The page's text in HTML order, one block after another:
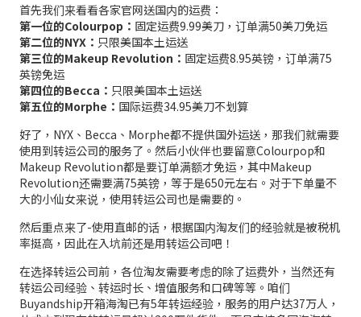
首先我们来看看各家官网送国内的运费：
第一位的Colourpop： 固定运费9.99美刀，订单满50美刀免运
第二位的NYX： 只限美国本土运送
第三位的Makeup Revolution： 固定运费8.95英镑，订单满75
英镑免运
第四位的Becca： 只限美国本土运送
第五位的Morphe： 国际运费34.95美刀不划算
好了，NYX、Becca、Morphe都不提供国外运送，那我们就需要
使用到转运公司的服务了。然后小伙伴也要留意Colourpop和
Makeup Revolution都是要订单满额才免运，其中Makeup
Revolution还需要满75英镑，等于是650元左右。对于下单量不
大的小仙女来说，使用转运公司也是需要的。
然后重点来了-使用直邮的话，根据国内淘友们的经验就是被税机
率挺高，因此在入坑前还是用转运公司吧！
在选择转运公司前，各位淘友需要考虑的除了运费外，当然还有
转运公司经验、转运时长、增值服务和口碑等等。咱们
Buyandship开箱海淘已有5年转运经验，服务的用户达37万人，